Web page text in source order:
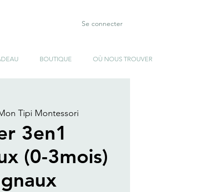
Se connecter
BOUTIQUE OÙ NOUS TROUVER
Tipi Montessori
3en1
(0-3mois)